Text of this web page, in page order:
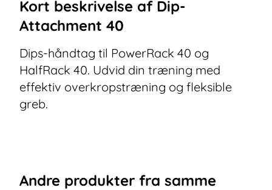
Kort beskrivelse af Dip-
Attachment 40
Dips-håndtag til PowerRack 40 og
HalfRack 40. Udvid din træning med
effektiv overkropstræning og fleksible
greb.
Andre produkter fra samme